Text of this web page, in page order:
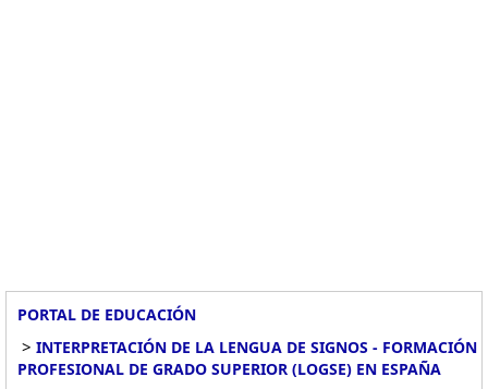
PORTAL DE EDUCACIÓN
> INTERPRETACIÓN DE LA LENGUA DE SIGNOS - FORMACIÓN
PROFESIONAL DE GRADO SUPERIOR (LOGSE) EN ESPAÑA